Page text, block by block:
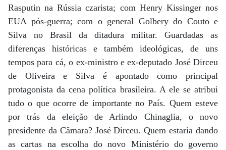
Rasputin na Rússia czarista; com Henry Kissinger nos
EUA pós-guerra; com o general Golbery do Couto e
Silva no Brasil da ditadura militar. Guardadas as
diferenças históricas e também ideológicas, de uns
tempos para cá, o ex-ministro e ex-deputado José Dirceu
de Oliveira e Silva é apontado como principal
protagonista da cena política brasileira. A ele se atribui
tudo o que ocorre de importante no País. Quem esteve
por trás da eleição de Arlindo Chinaglia, o novo
presidente da Câmara? José Dirceu. Quem estaria dando
as cartas na escolha do novo Ministério do governo